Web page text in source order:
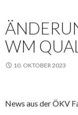
WM
10. OKTOBER 2023
News aus der ÖKV